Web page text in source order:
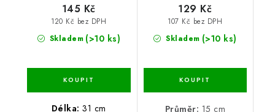
Skladem (>10 ks)
120 Kč bez DPH
145 Kč
Délka: 31 cm
Skladem (>10 ks)
107 Kč bez DPH
129 Kč
Průměr: 15 cm